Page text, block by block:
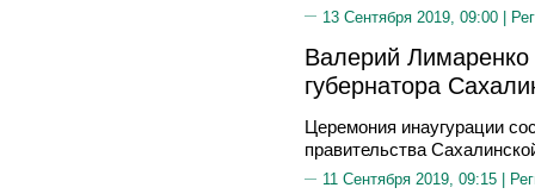
13 Сентября 2019, 09:00 |
Валерий Лимаренко
губернатора
Церемония инаугурации
правительства
11 Сентября 2019, 09:15 |